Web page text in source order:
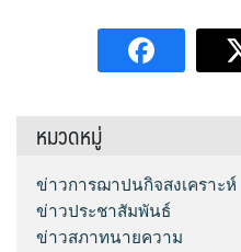
หมวดหมู่
ข่าวการฌาปนกิจสงเคราะห์
ข่าวประชาสัมพันธ์
ข่าวสภาทนายความ